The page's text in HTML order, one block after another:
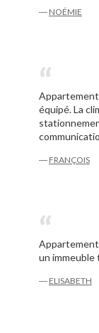
― NOÉMIE
équipé. La
― FRANÇOIS
un immeuble
― ELISABETH